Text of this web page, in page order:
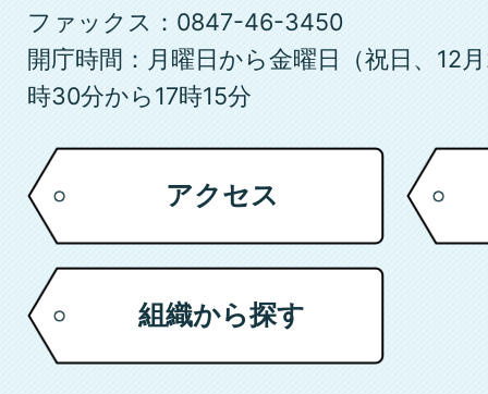
ファックス：0847-46-3450
開庁時間：月曜日から金曜日（祝日、12
時30分から17時15分
アクセス
組織から探す